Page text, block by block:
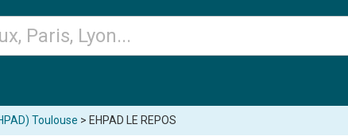
Toulouse > EHPAD LE REPOS